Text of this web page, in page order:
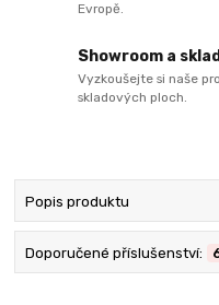
Evropě.
Showroom a
Vyzkoušejte si naše
skladových ploch.
Popis produktu
Doporučené příslušenství: